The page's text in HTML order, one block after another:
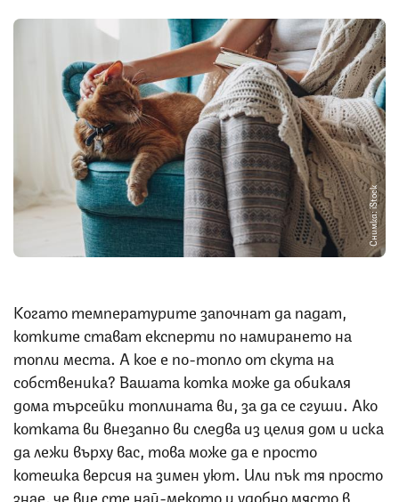
Снимка: iStock
Когато температурите започнат да падат,
котките стават експерти по намирането на
топли места. А кое е по-топло от скута на
собственика? Вашата котка може да обикаля
дома търсейки топлината ви, за да се сгуши. Ако
котката ви внезапно ви следва из целия дом и иска
да лежи върху вас, това може да е просто
котешка версия на зимен уют. Или пък тя просто
знае, че вие сте най-мекото и удобно място в